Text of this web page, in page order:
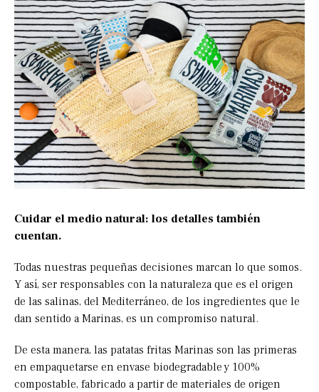
Cuidar el medio natural: los detalles también
cuentan.
Todas nuestras pequeñas decisiones marcan lo que somos.
Y así, ser responsables con la naturaleza que es el origen
de las salinas, del Mediterráneo, de los ingredientes que le
dan sentido a Marinas, es un compromiso natural.
De esta manera, las patatas fritas Marinas son las primeras
en empaquetarse en envase biodegradable y 100%
compostable, fabricado a partir de materiales de origen